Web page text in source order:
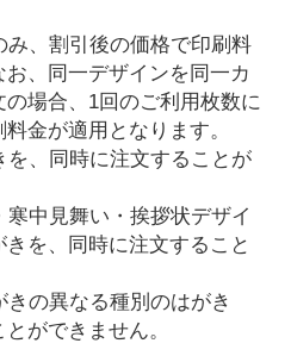
、割引後の価格で印刷料
、同一デザインを同一カ
場合、1回のご利用枚数に
金が適用となります。
、同時に注文することが
中見舞い・挨拶状デザイ
を、同時に注文すること
の異なる種別のはがき
ができません。